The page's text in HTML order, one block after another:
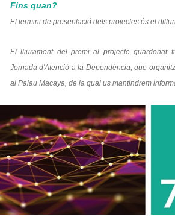
Fins quan?
El termini de presentació dels projectes és el
El lliurament del premi al projecte guardonat
Jornada d'Atenció a la Dependència, que
al Palau Macaya, de la qual us mantindrem